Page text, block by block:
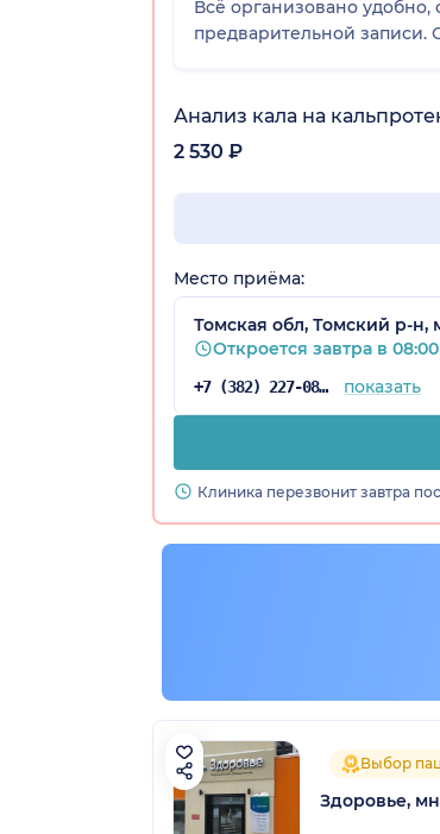
Всё организовано
предварительной записи.
Анализ кала на
2 530 ₽
Место приёма:
Томская обл, Томский р-
Откроется завтра в 08:00
+7 (382) 227-08-64 показать
Клиника перезвонит завтра
Выбор
Здоровье,